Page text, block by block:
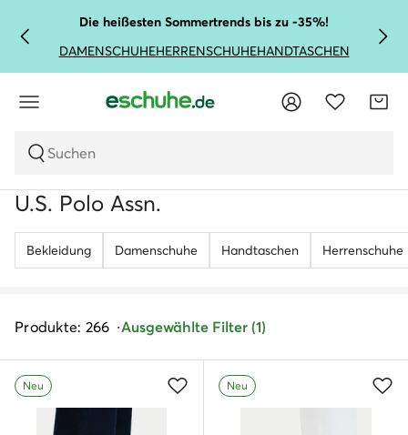
Die heißesten Sommertrends bis zu -35%!
DAMENSCHUHEHERRENSCHUHEHANDTASCHEN
Suchen
U.S. Polo Assn.
Bekleidung Damenschuhe Handtaschen Herrenschuhe
Produkte: 266 Ausgewählte Filter (1)
Neu Neu